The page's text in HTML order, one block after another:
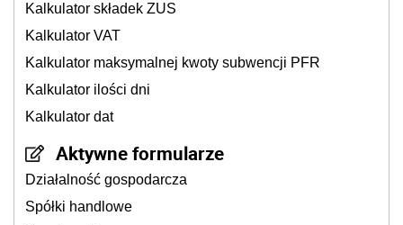
Kalkulator składek ZUS
Kalkulator VAT
Kalkulator maksymalnej kwoty subwencji PFR
Kalkulator ilości dni
Kalkulator dat
Aktywne formularze
Działalność gospodarcza
Spółki handlowe